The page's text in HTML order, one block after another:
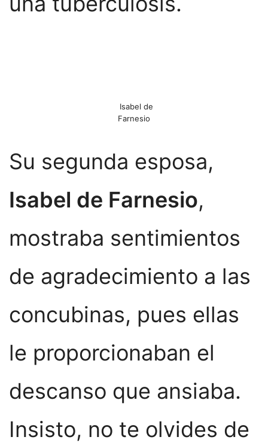
Isabel de
Farnesio
Su segunda esposa,
Isabel de Farnesio,
mostraba sentimientos
de agradecimiento a las
concubinas, pues ellas
le proporcionaban el
descanso que ansiaba.
Insisto, no te olvides de